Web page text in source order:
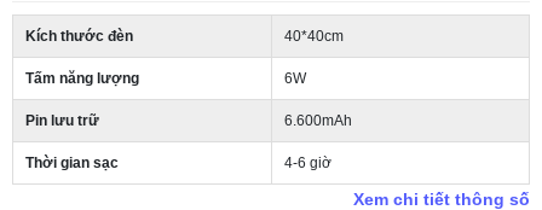
Kích thước đèn 40*40cm
Tấm năng lượng 6W
Pin lưu trữ 6.600mAh
Thời gian sạc 4-6 giờ
Xem chi tiết thông số